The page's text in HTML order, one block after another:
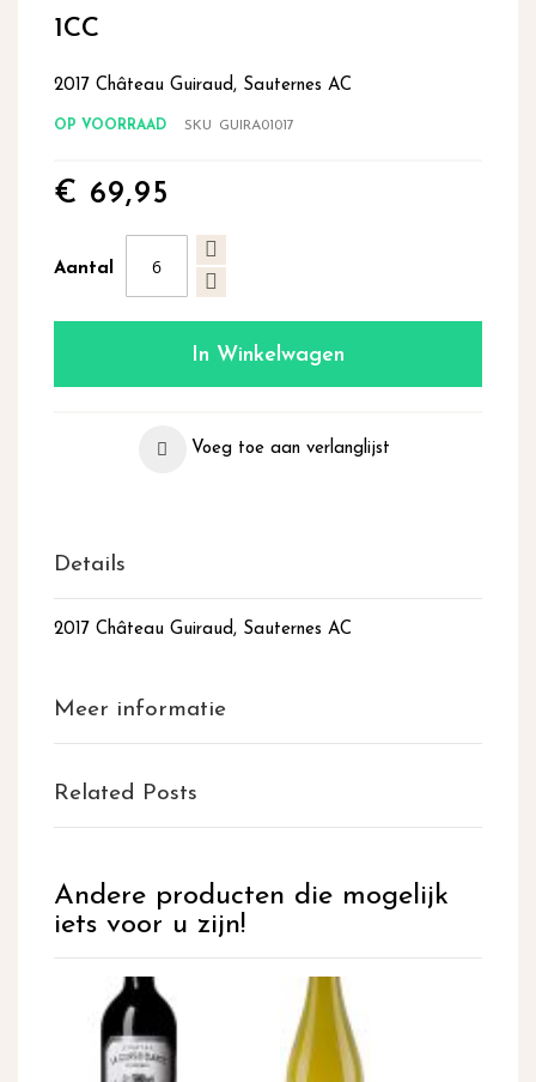
van
afbeeldingen-
1CC
2017 Château Guiraud, Sauternes AC
OP VOORRAAD SKU GUIRA01017
€ 69,95
Aantal
In Winkelwagen
Voeg toe aan verlanglijst
Details
2017 Château Guiraud, Sauternes AC
Meer informatie
Related Posts
Andere producten die mogelijk
iets voor u zijn!